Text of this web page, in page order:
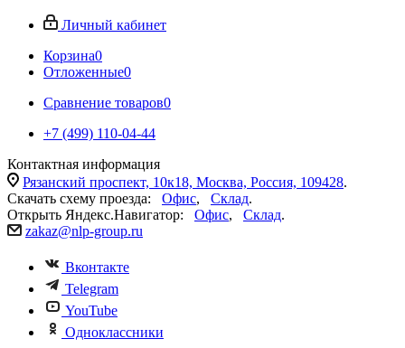
Личный кабинет
Корзина0
Отложенные0
Сравнение товаров0
+7 (499) 110-04-44
Контактная информация
Рязанский проспект, 10к18, Москва, Россия, 109428.
Скачать схему проезда: Офис, Склад.
Открыть Яндекс.Навигатор: Офис, Склад.
zakaz@nlp-group.ru
Вконтакте
Telegram
YouTube
Одноклассники